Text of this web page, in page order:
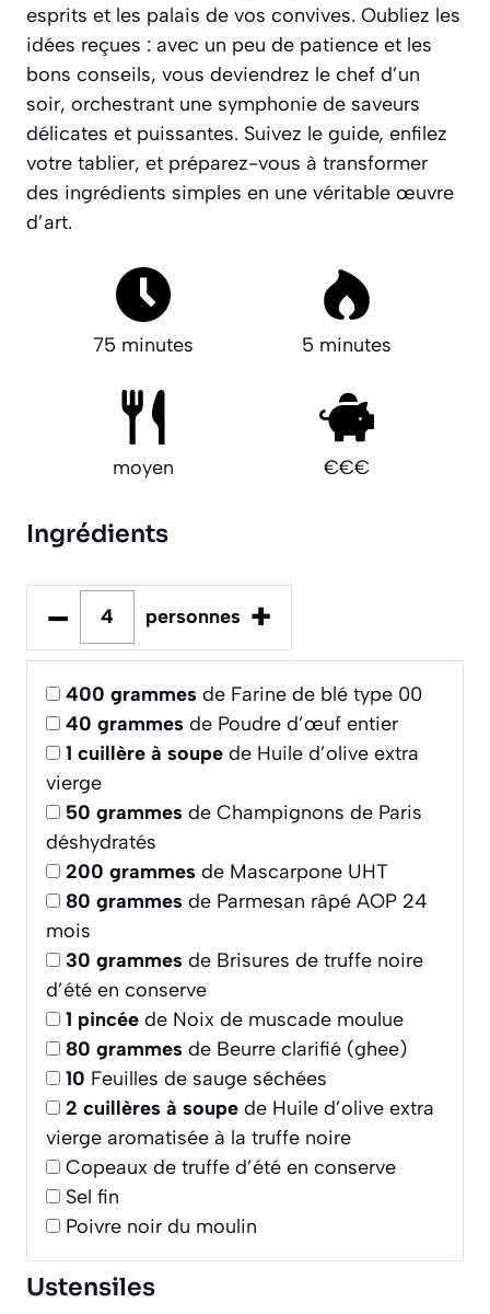
esprits et les palais de vos convives. Oubliez les
idées reçues : avec un peu de patience et les
bons conseils, vous deviendrez le chef d’un
soir, orchestrant une symphonie de saveurs
délicates et puissantes. Suivez le guide, enfilez
votre tablier, et préparez-vous à transformer
des ingrédients simples en une véritable œuvre
d’art.
75 minutes 5 minutes
moyen €€€
Ingrédients
– personnes +
400 grammes de Farine de blé type 00
40 grammes de Poudre d’œuf entier
1 cuillère à soupe de Huile d’olive extra
vierge
50 grammes de Champignons de Paris
déshydratés
200 grammes de Mascarpone UHT
80 grammes de Parmesan râpé AOP 24
mois
30 grammes de Brisures de truffe noire
d’été en conserve
1 pincée de Noix de muscade moulue
80 grammes de Beurre clarifié (ghee)
10 Feuilles de sauge séchées
2 cuillères à soupe de Huile d’olive extra
vierge aromatisée à la truffe noire
Copeaux de truffe d’été en conserve
Sel fin
Poivre noir du moulin
Ustensiles